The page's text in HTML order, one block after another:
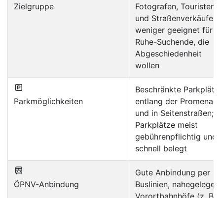
Zielgruppe
Fotografen, Touristen
und Straßenverkäufer;
weniger geeignet für
Ruhe-Suchende, die
Abgeschiedenheit
wollen
Parkmöglichkeiten
Beschränkte
entlang der
und in Seitenstraßen;
Parkplätze meist
gebührenpflichtig und
schnell belegt
ÖPNV-Anbindung
Gute Anbindung per
Buslinien,
Vorortbahnhöfe (z. B.